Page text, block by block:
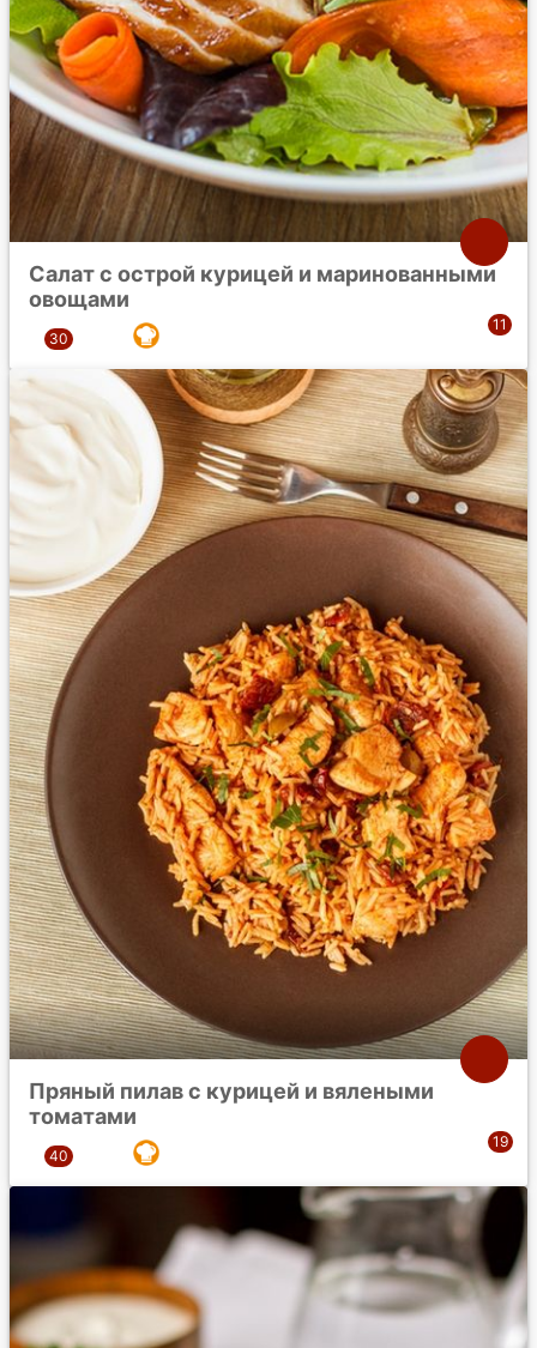
Салат с острой курицей и маринованными
овощами
Пряный пилав с курицей и вялеными
томатами